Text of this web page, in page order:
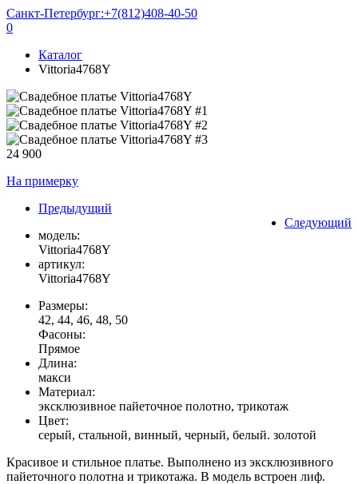
Санкт-Петербург:+7(812)408-40-50
0
Каталог
Vittoria4768Y
24 900
На примерку
Предыдущий
Следующий
модель:
Vittoria4768Y
артикул:
Vittoria4768Y
Размеры:
42, 44, 46, 48, 50
Фасоны:
Прямое
Длина:
макси
Материал:
эксклюзивное пайеточное полотно, трикотаж
Цвет:
серый, стальной, винный, черный, белый. золотой
Красивое и стильное платье. Выполнено из эксклюзивного
пайеточного полотна и трикотажа. В модель встроен лиф.